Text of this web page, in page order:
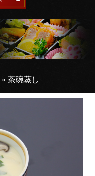
» 茶碗蒸し